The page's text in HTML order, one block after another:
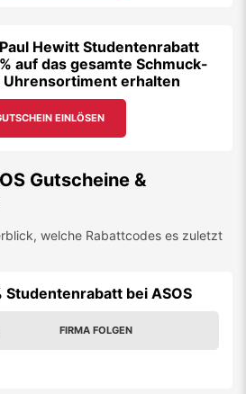
Hewitt Studentenrabatt
auf das gesamte Schmuck-
Uhrensortiment erhalten
EINLÖSEN
Gutscheine &
welche Rabattcodes es zuletzt
Studentenrabatt bei ASOS
FIRMA FOLGEN